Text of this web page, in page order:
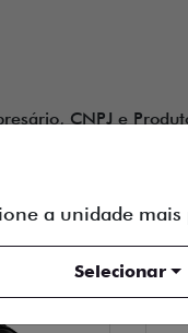
CNPJ e
a unidade
Selecionar